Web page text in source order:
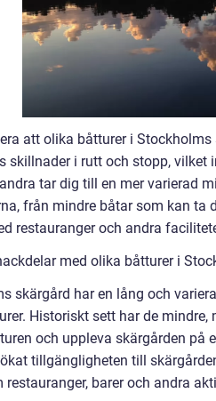
att olika båtturer i
skillnader i rutt och stopp, vilket
tar dig till en mer varierad
från mindre båtar som kan ta
restauranger och andra
med olika båtturer i
skärgård har en lång och
Historiskt sett har de
och uppleva skärgården på
tillgängligheten till
restauranger, barer och andra